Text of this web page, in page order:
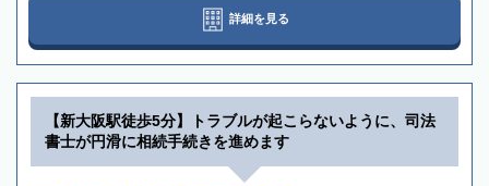
詳細を見る
【新大阪駅徒歩5分】トラブルが起こらないように、司法
書士が円滑に相続手続きを進めます